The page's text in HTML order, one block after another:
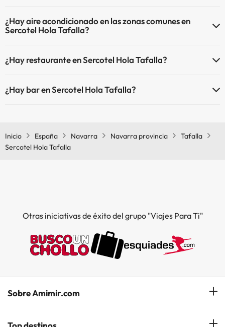
¿Hay aire acondicionado en las zonas comunes en
Sercotel Hola Tafalla?
comunes.
¿Hay restaurante en Sercotel Hola Tafalla?
¿Hay bar en Sercotel Hola Tafalla?
Inicio España Navarra Navarra provincia
Tafalla
Sercotel Hola Tafalla
Otras iniciativas de éxito del grupo "Viajes Para Ti"
Sobre Amimir.com
¿Quiénes somos?